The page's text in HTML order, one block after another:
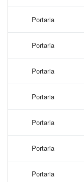
Portaria
Portaria
Portaria
Portaria
Portaria
Portaria
Portaria